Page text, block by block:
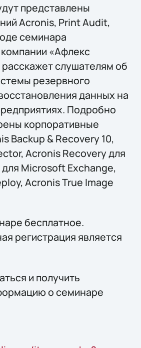
представлены
Acronis, Print Audit,
семинара
«Афлекс
слушателям об
резервного
данных на
Подробно
корпоративные
Backup & Recovery 10,
Acronis Recovery для
для Microsoft Exchange,
Acronis True Image
бесплатное.
регистрация является
и получить
о семинаре